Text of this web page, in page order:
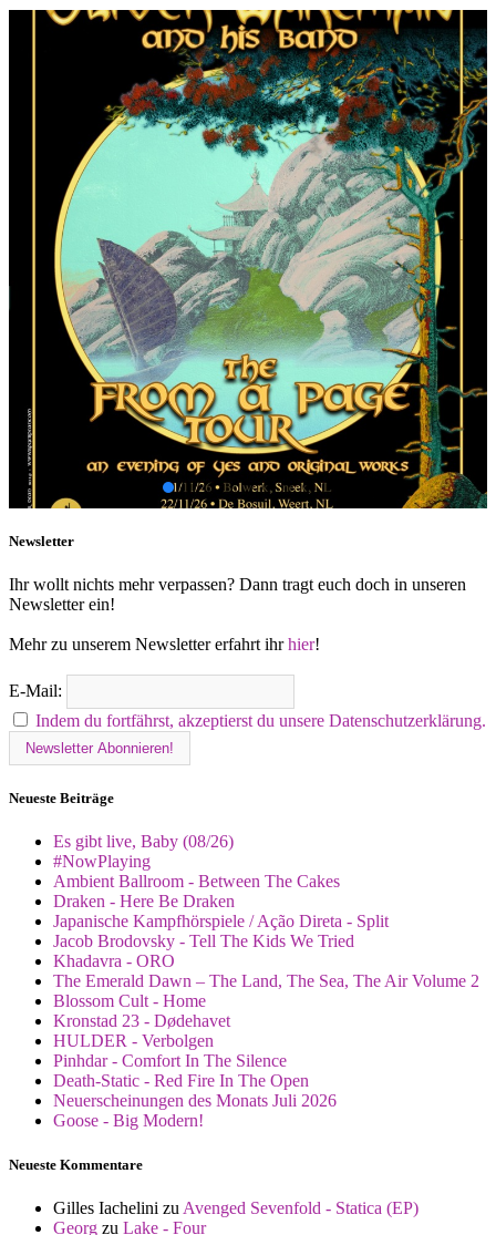
Newsletter
Ihr wollt nichts mehr verpassen? Dann tragt euch doch in unseren
Newsletter ein!
Mehr zu unserem Newsletter erfahrt ihrhier!
E-Mail:
Indem du fortfährst, akzeptierst du unsere Datenschutzerklärung.
Neueste Beiträge
Es gibt live, Baby (08/26)
#NowPlaying
Ambient Ballroom - Between The Cakes
Draken - Here Be Draken
Japanische Kampfhörspiele / Ação Direta - Split
Jacob Brodovsky - Tell The Kids We Tried
Khadavra - ORO
The Emerald Dawn – The Land, The Sea, The Air Volume 2
Blossom Cult - Home
Kronstad 23 - Dødehavet
HULDER - Verbolgen
Pinhdar - Comfort In The Silence
Death-Static - Red Fire In The Open
Neuerscheinungen des Monats Juli 2026
Goose - Big Modern!
Neueste Kommentare
Gilles Iachelini zu Avenged Sevenfold - Statica (EP)
Georg zu Lake - Four